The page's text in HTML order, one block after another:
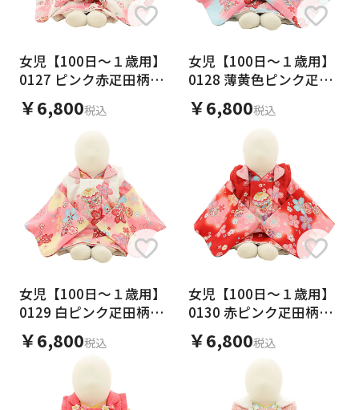
女性 男性 女の子 男の子
キャンセル 検索する
女児【100日～１歳用】
0127 ピンク赤疋田柄鞠
x 白ぼかし桜/セパレー
ト
￥6,800税込
女児【100日～１歳用】
0128 薄黄色ピンク疋田
柄まり x水色桜/セパレ
ート
￥6,800税込
女児【100日～１歳用】
0129 白ピンク疋田柄ま
り xピンク桜/セパレー
ト
￥6,800税込
女児【100日～１歳用】
0130 赤ピンク疋田柄ま
り x 赤桜/セパレート
￥6,800税込